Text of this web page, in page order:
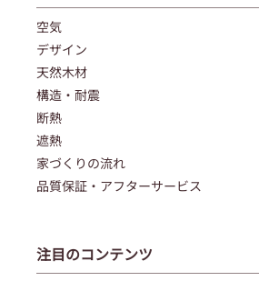
空気
デザイン
天然木材
構造・耐震
断熱
遮熱
家づくりの流れ
品質保証・アフターサービス
注目のコンテンツ